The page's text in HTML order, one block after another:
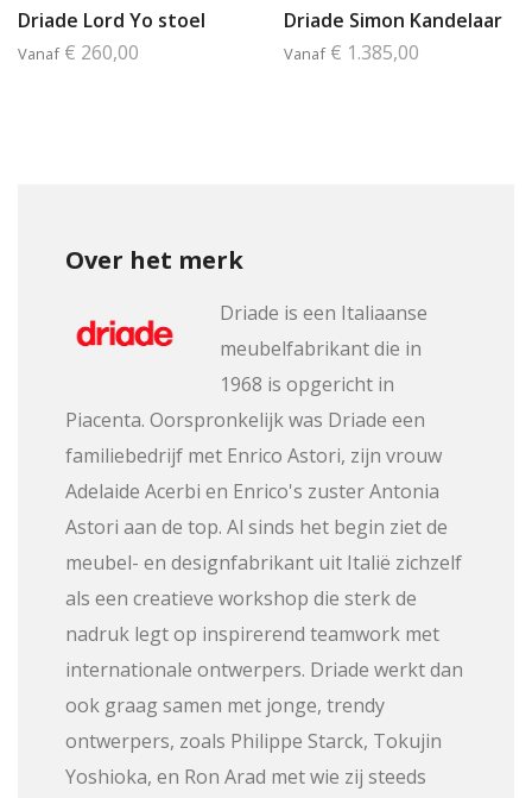
Driade Lord Yo stoel
Vanaf € 260,00
Driade Simon Kandelaar
Vanaf € 1.385,00
Over het merk
Driade is een Italiaanse
meubelfabrikant die in
1968 is opgericht in
Piacenta. Oorspronkelijk was Driade een
familiebedrijf met Enrico Astori, zijn vrouw
Adelaide Acerbi en Enrico's zuster Antonia
Astori aan de top. Al sinds het begin ziet de
meubel- en designfabrikant uit Italië zichzelf
als een creatieve workshop die sterk de
nadruk legt op inspirerend teamwork met
internationale ontwerpers. Driade werkt dan
ook graag samen met jonge, trendy
ontwerpers, zoals Philippe Starck, Tokujin
Yoshioka, en Ron Arad met wie zij steeds